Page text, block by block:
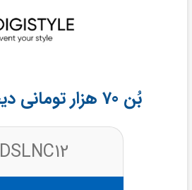
بُن 70 هزار تومانی دیجی استایل
DSLNC12